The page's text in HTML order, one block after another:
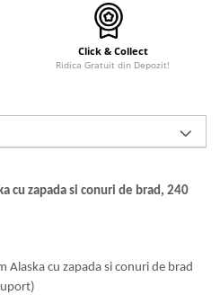
Click & Collect
Ridica Gratuit din Depozit!
cu zapada si conuri de brad, 240
Alaska cu zapada si conuri de brad